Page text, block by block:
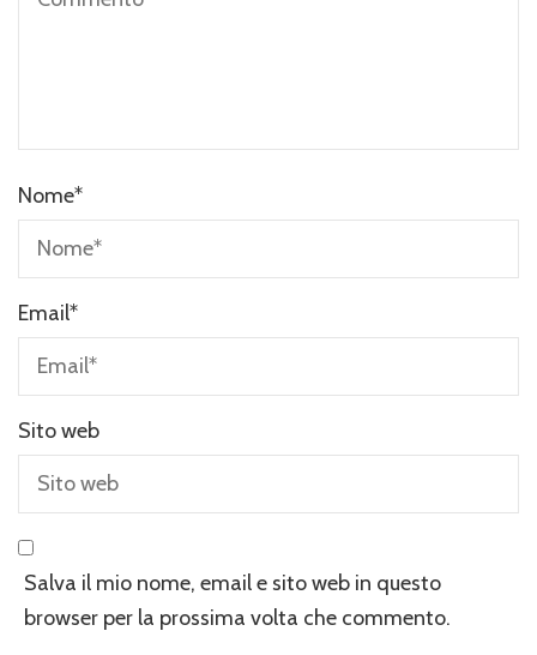
Nome*
Email*
Sito web
Salva il mio nome, email e sito web in questo
browser per la prossima volta che commento.